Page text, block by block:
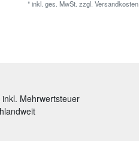
*inkl. ges. MwSt. zzgl.Versandkosten
inkl. Mehrwertsteuer